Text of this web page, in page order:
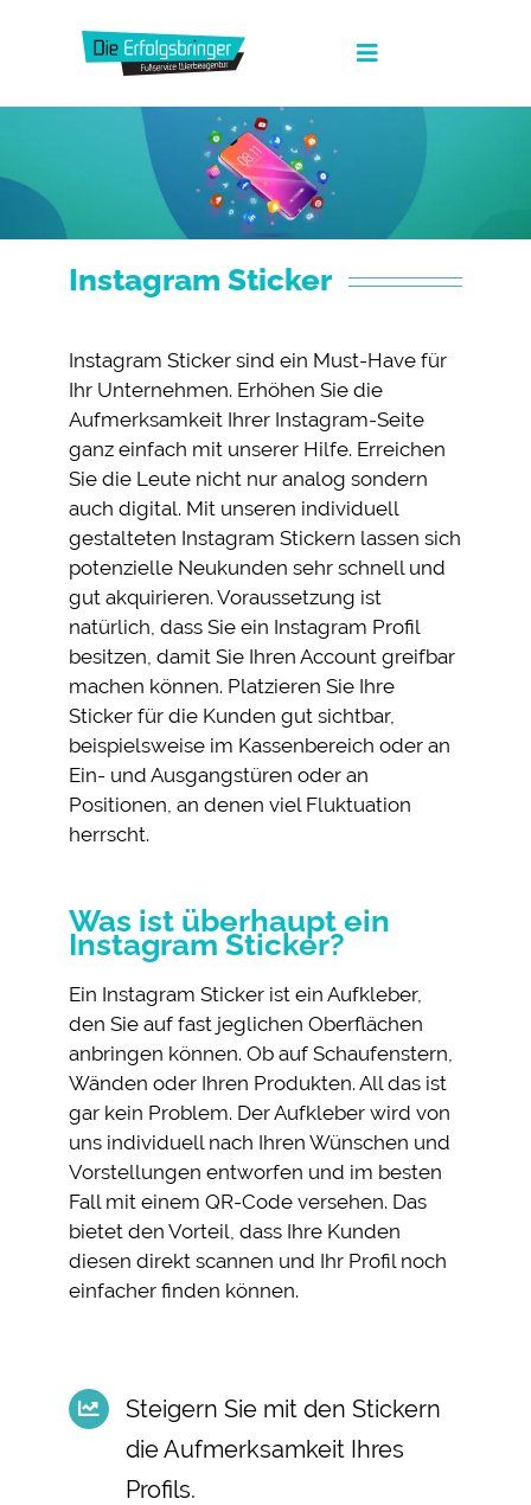
Toggle
Die Erfolgsbringer
News
FAQ
Werbeagentur Jobs
Suche
nach:
Fullservice Marketing in Deiner Sprache
Instagram Sticker
Instagram Sticker sind ein Must-Have für
Ihr Unternehmen. Erhöhen Sie die
Aufmerksamkeit Ihrer Instagram-Seite
ganz einfach mit unserer Hilfe. Erreichen
Sie die Leute nicht nur analog sondern
auch digital. Mit unseren individuell
gestalteten Instagram Stickern lassen sich
potenzielle Neukunden sehr schnell und
gut akquirieren. Voraussetzung ist
natürlich, dass Sie ein Instagram Profil
besitzen, damit Sie Ihren Account greifbar
machen können. Platzieren Sie Ihre
Sticker für die Kunden gut sichtbar,
beispielsweise im Kassenbereich oder an
Ein- und Ausgangstüren oder an
Positionen, an denen viel Fluktuation
herrscht.
Was ist überhaupt ein
Instagram Sticker?
Ein Instagram Sticker ist ein Aufkleber,
den Sie auf fast jeglichen Oberflächen
anbringen können. Ob auf Schaufenstern,
Wänden oder Ihren Produkten. All das ist
gar kein Problem. Der Aufkleber wird von
uns individuell nach Ihren Wünschen und
Vorstellungen entworfen und im besten
Fall mit einem QR-Code versehen. Das
bietet den Vorteil, dass Ihre Kunden
diesen direkt scannen und Ihr Profil noch
einfacher finden können.
Steigern Sie mit den Stickern
die Aufmerksamkeit Ihres
Profils.